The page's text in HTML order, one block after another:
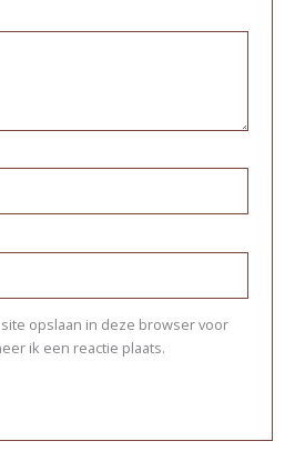
opslaan in deze browser voor
ik een reactie plaats.